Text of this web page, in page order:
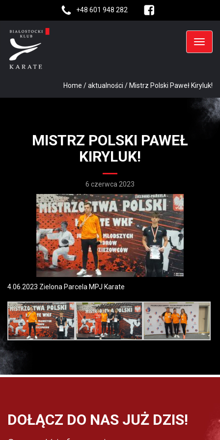
+48 601 948 282
Home /aktualności /Mistrz Polski Paweł Kiryluk!
MISTRZ POLSKI PAWEŁ
KIRYLUK!
6 czerwca 2023
4.06.2023 Zielona Parcela MPJ Karate
DOŁĄCZ DO NAS JUŻ DZIS!